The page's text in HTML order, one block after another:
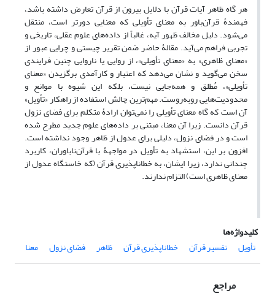
هر گاه ظاهر آیات قرآن با دلایل بیرون از قرآن تعارض داشته باشد،
فهمندۀ قرآن‌باور به معنای تأویلی که معنایی دورتر است، منتقل
می‌شود. دلیل مخالف ظهور آیه، غالباً از داده‌های علوم عقلی، تاریخی و
تجربی فراهم می‌آید. مقالۀ حاضر ضمن تقریر چیستی و چرایی عبور از
«معنای ظاهری» به «معنای تأویلی»، از روایی یا ناروایی چنین فرایندی
سخن می‌گوید و نشان می‌دهد که اعتبار و کارآمدی برگزیدن «معنای
تأویلی»، مُطلق و همه‌جایی نیست، بلکه این شیوه با موانع و
محدودیت‌هایی روبه‌روست. مهم‌ترین چالش استفاده از راهکار «تأویل»
آن است که گاه معنای تأویلی را نمی‌توان ارادۀ متکلم برای فضای نزول
قرآن دانست. زیرا آن معنا، مبتنی بر داده‌های علوم جدید مطرح شده
است و در فضای نزول، دلیلی برای عدول از ظاهر وجود نداشته است.
افزون بر این، استشهاد به تأویل در مواجهۀ با قرآن‌ناباوران، کاربرد
چندانی ندارد، زیرا ایشان، به خطاناپذیری قرآن (که خاستگاه عدول از
معنای ظاهری است) التزام ندارند.
کلیدواژه‌ها
تأویل
تفسیر قرآن خطاناپذیری قرآن ظاهر فضای نزول معنا
مراجع